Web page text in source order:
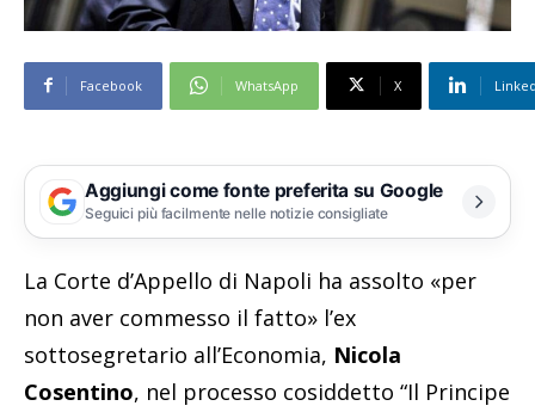
Facebook WhatsApp X
Aggiungi come fonte preferita su Google
Seguici più facilmente nelle notizie consigliate
La Corte d’Appello di Napoli ha assolto «per
non aver commesso il fatto» l’ex
sottosegretario all’Economia, Nicola
Cosentino, nel processo cosiddetto “Il Principe